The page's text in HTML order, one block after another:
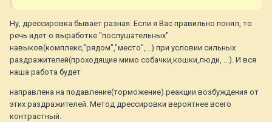
Ну, дрессировка бывает разная. Если я Вас правильно понял, то
речь идет о выработке "послушательных"
навыков(комплекс,"рядом","место",...) при условии сильных
раздражителей(проходящие мимо собачки,кошки,люди, ...). И вся
наша работа будет
направлена на подавление(торможение) реакции возбуждения от
этих раздражителей. Метод дрессировки вероятнее всего
контрастный.